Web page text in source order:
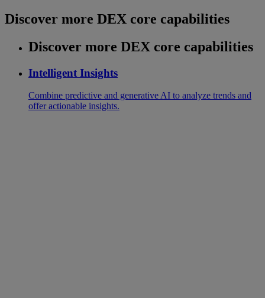
Discover more DEX core capabilities
Discover more DEX core capabilities
Intelligent Insights
Combine predictive and generative AI to analyze trends and
offer actionable insights.